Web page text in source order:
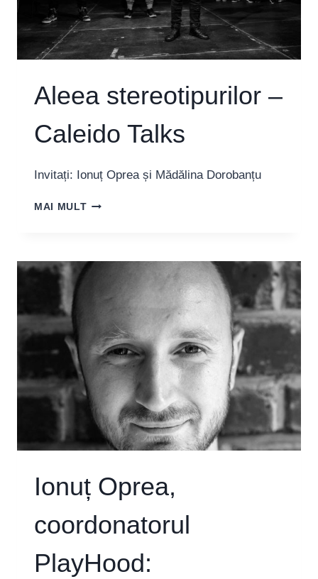
LA
CEVA”
Aleea stereotipurilor –
Caleido Talks
Invitați: Ionuț Oprea și Mădălina Dorobanțu
MAI MULTALEEA
TALKS
Ionuț Oprea,
coordonatorul
PlayHood: